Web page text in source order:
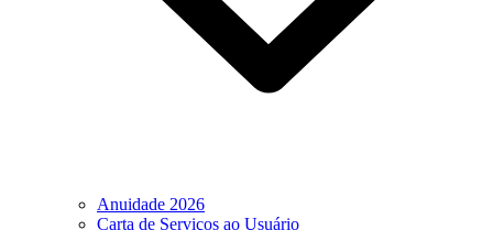
Anuidade 2026
Carta de Serviços ao Usuário